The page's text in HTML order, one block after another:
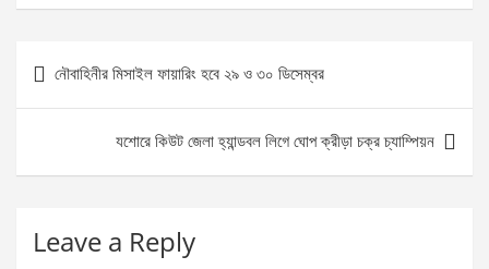
ce
b
o
se
n
g
er
at
A
p
ar
Post
navigation
নৌবাহিনীর মিসাইল ফায়ারিং হবে ২৯ ও ৩০ ডিসেম্বর
যশোরে কিউট জেলা হ্যান্ডবল লিগে ঘোপ ক্রীড়া চক্র চ্যাম্পিয়ন
Leave a Reply